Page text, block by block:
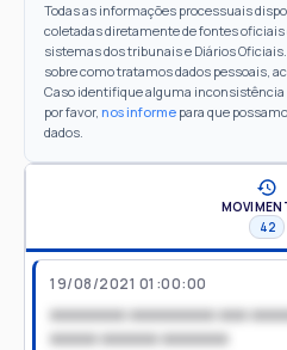
Todas as informações processuais
coletadas diretamente de fontes oficiais
sistemas dos tribunais e Diários
sobre como tratamos dados pessoais,
Caso identifique alguma
por favor, nos informe para que
dados.
42
19/08/2021 01:00:00
xxxxxxxx xxxxxxxxx xxx
xxxxx xxxxxx xxxxxxx